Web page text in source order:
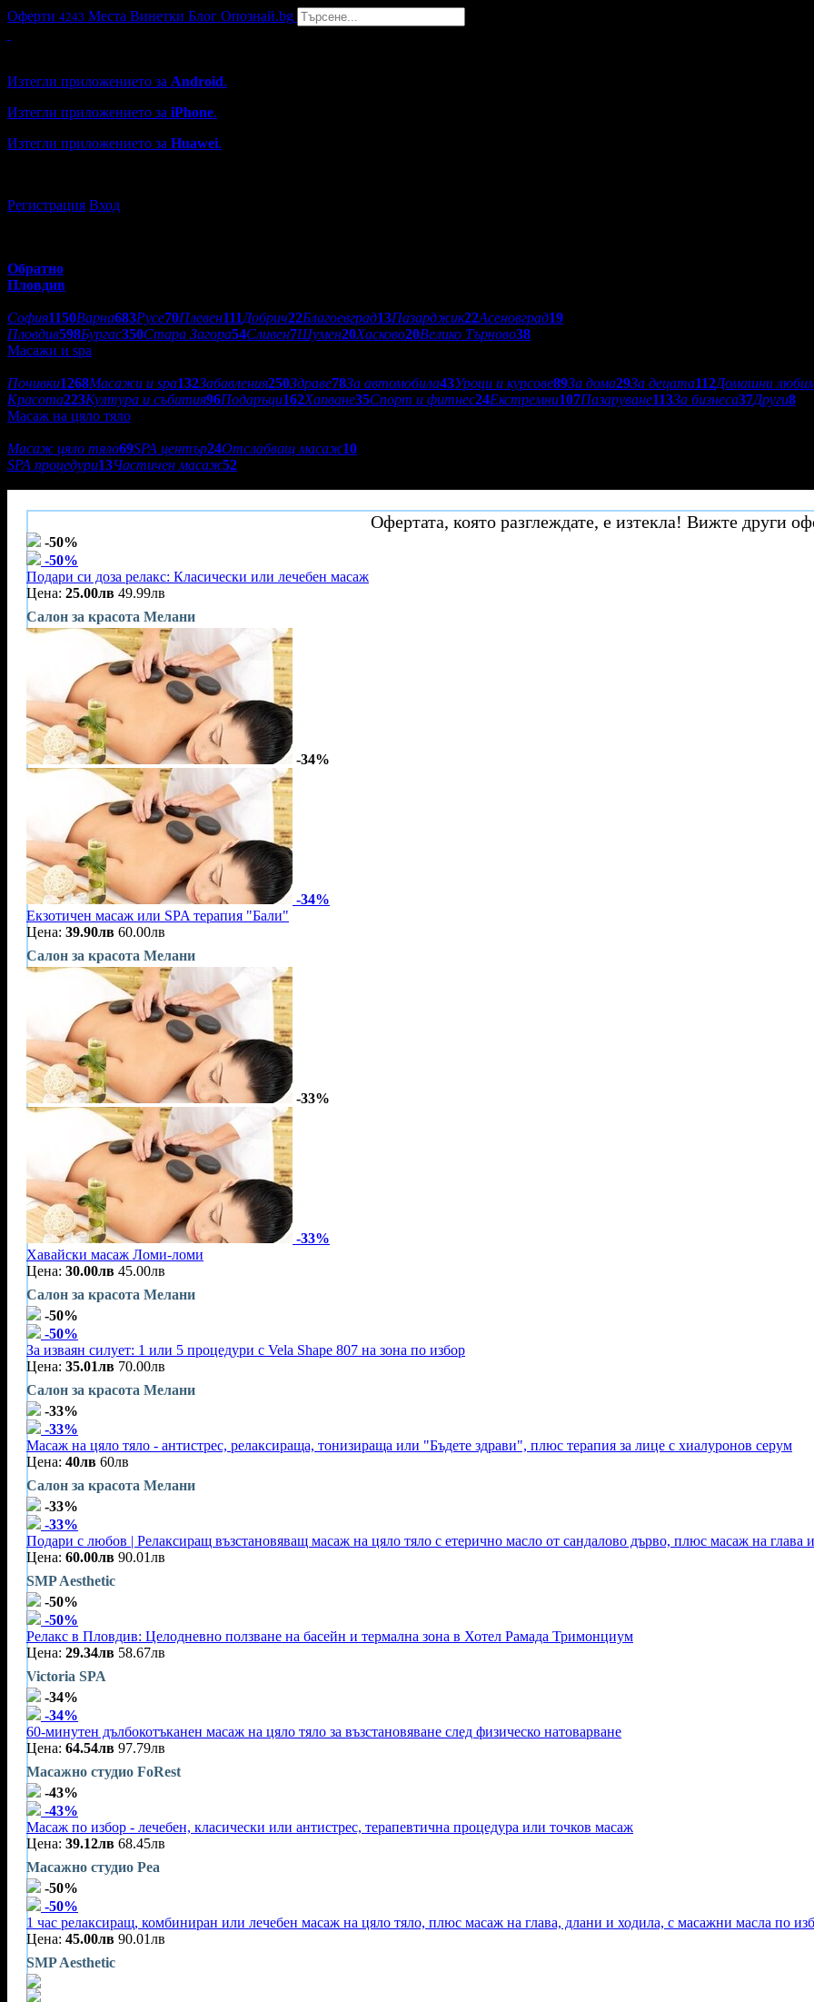
Оферти 4243 Места Винетки Блог Опознай.bg
Изтегли приложението за Android.
Изтегли приложението за iPhone.
Изтегли приложението за Huawei.
Регистрация Вход
Обратно
Пловдив
София1150Варна683Русе70Плевен111Добрич22Благоевград13Пазарджик22Асеновград19
Пловдив598Бургас350Стара Загора54Сливен7Шумен20Хасково20Велико Търново38
Масажи и spa
Почивки1268Масажи и spa132Забавления250Здраве78За автомобила43Уроци и курсове89За дома29За децата112Домашни
Красота223Култура и събития96Подаръци162Хапване35Спорт и фитнес24Екстремни107Пазаруване113За бизнеса37Други8
Масаж на цяло тяло
Масаж цяло тяло69SPA център24Отслабващ масаж10
SPA процедури13Частичен масаж52
Офертата, която разглеждате, е изтекла! Вижте други
-50%
-50%
Подари си доза релакс: Класически или лечебен масаж
Цена: 25.00лв 49.99лв
Салон за красота Мелани
-34%
-34%
Екзотичен масаж или SPA терапия "Бали"
Цена: 39.90лв 60.00лв
Салон за красота Мелани
-33%
-33%
Хавайски масаж Ломи-ломи
Цена: 30.00лв 45.00лв
Салон за красота Мелани
-50%
-50%
За изваян силует: 1 или 5 процедури с Vela Shape 807 на зона по избор
Цена: 35.01лв 70.00лв
Салон за красота Мелани
-33%
-33%
Масаж на цяло тяло - антистрес, релаксираща, тонизираща или "Бъдете здрави", плюс терапия за лице с хиалуронов серум
Цена: 40лв 60лв
Салон за красота Мелани
-33%
-33%
Подари с любов | Релаксиращ възстановяващ масаж на цяло тяло с етерично масло от сандалово дърво, плюс масаж на
Цена: 60.00лв 90.01лв
SMP Aesthetic
-50%
-50%
Релакс в Пловдив: Целодневно ползване на басейн и термална зона в Хотел Рамада Тримонциум
Цена: 29.34лв 58.67лв
Victoria SPA
-34%
-34%
60-минутен дълбокотъканен масаж на цяло тяло за възстановяване след физическо натоварване
Цена: 64.54лв 97.79лв
Масажно студио FoRest
-43%
-43%
Масаж по избор - лечебен, класически или антистрес, терапевтична процедура или точков масаж
Цена: 39.12лв 68.45лв
Масажно студио Реа
-50%
-50%
1 час релаксиращ, комбиниран или лечебен масаж на цяло тяло, плюс масаж на глава, длани и ходила, с масажни масла по
Цена: 45.00лв 90.01лв
SMP Aesthetic